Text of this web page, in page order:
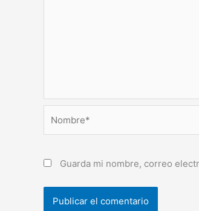
Guarda mi nombre, correo